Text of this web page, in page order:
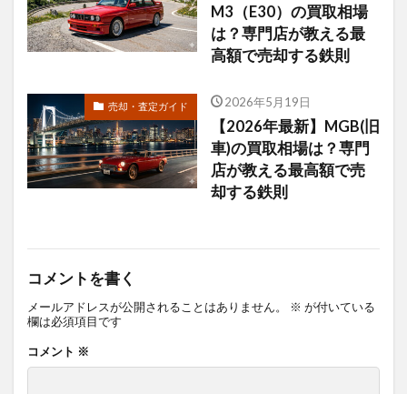
M3（E30）の買取相場
は？専門店が教える最
高額で売却する鉄則
売却・査定ガイド 2026年5月19日
【2026年最新】MGB(旧
車)の買取相場は？専門
店が教える最高額で売
却する鉄則
コメントを書く
メールアドレスが公開されることはありません。 ※ が付いている
欄は必須項目です
コメント ※